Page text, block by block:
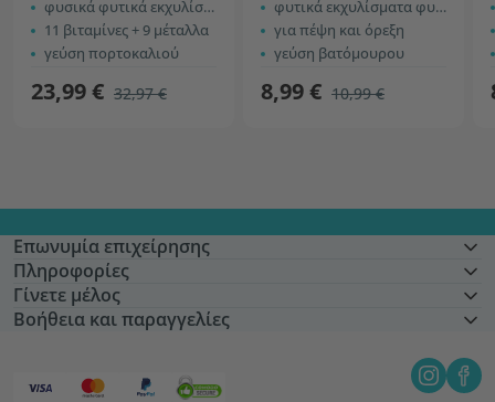
ανάπτυξη
φυσικά φυτικά εκχυλίσματα
11 βιταμίνες + 9 μέταλλα
γεύση πορτοκαλιού
23,99 € 32,97 €
φυτικά εκχυλίσματα φυτών
για πέψη και όρεξη
γεύση βατόμουρου
8,99 € 10,99 €
Επωνυμία επιχείρησης
Πληροφορίες
Γίνετε μέλος
Βοήθεια και παραγγελίες